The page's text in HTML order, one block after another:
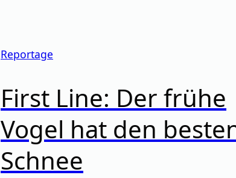
Reportage
First Line: Der frühe
Vogel hat den
Schnee